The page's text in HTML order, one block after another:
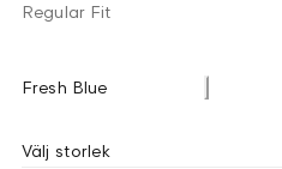
Regular Fit
Fresh Blue
Välj storlek